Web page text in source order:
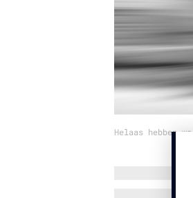
Helaas hebben